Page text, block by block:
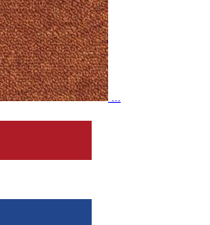
...